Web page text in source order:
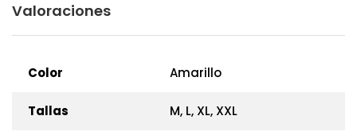
Valoraciones
Color Amarillo
Tallas M, L, XL, XXL